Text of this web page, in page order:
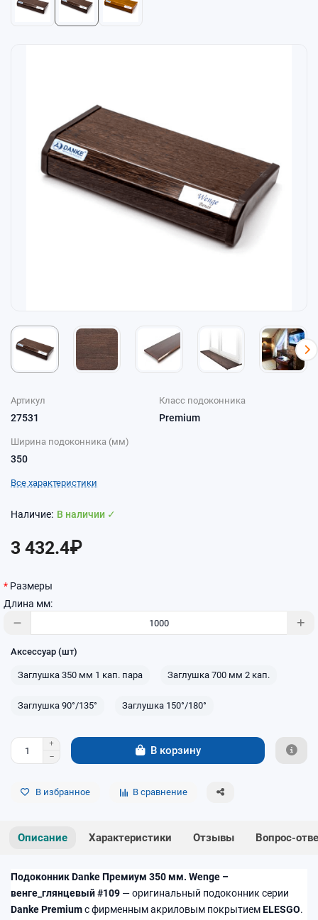
Артикул
27531
Класс подоконника
Premium
Ширина подоконника (мм)
350
Все характеристики
В наличии ✓
3 432.4₽
Размеры
Длина мм:
Аксессуар (шт)
Заглушка 350 мм 1 кап. пара Заглушка 700 мм 2 кап.
Заглушка 90°/135° Заглушка 150°/180°
В корзину
В избранное В сравнение
Описание Характеристики Отзывы Вопрос-
Подоконник Danke Премиум 350 мм. Wenge –
венге_глянцевый #109 — оригинальный подоконник серии
Danke Premiumс фирменным акриловым покрытиемELESGO.